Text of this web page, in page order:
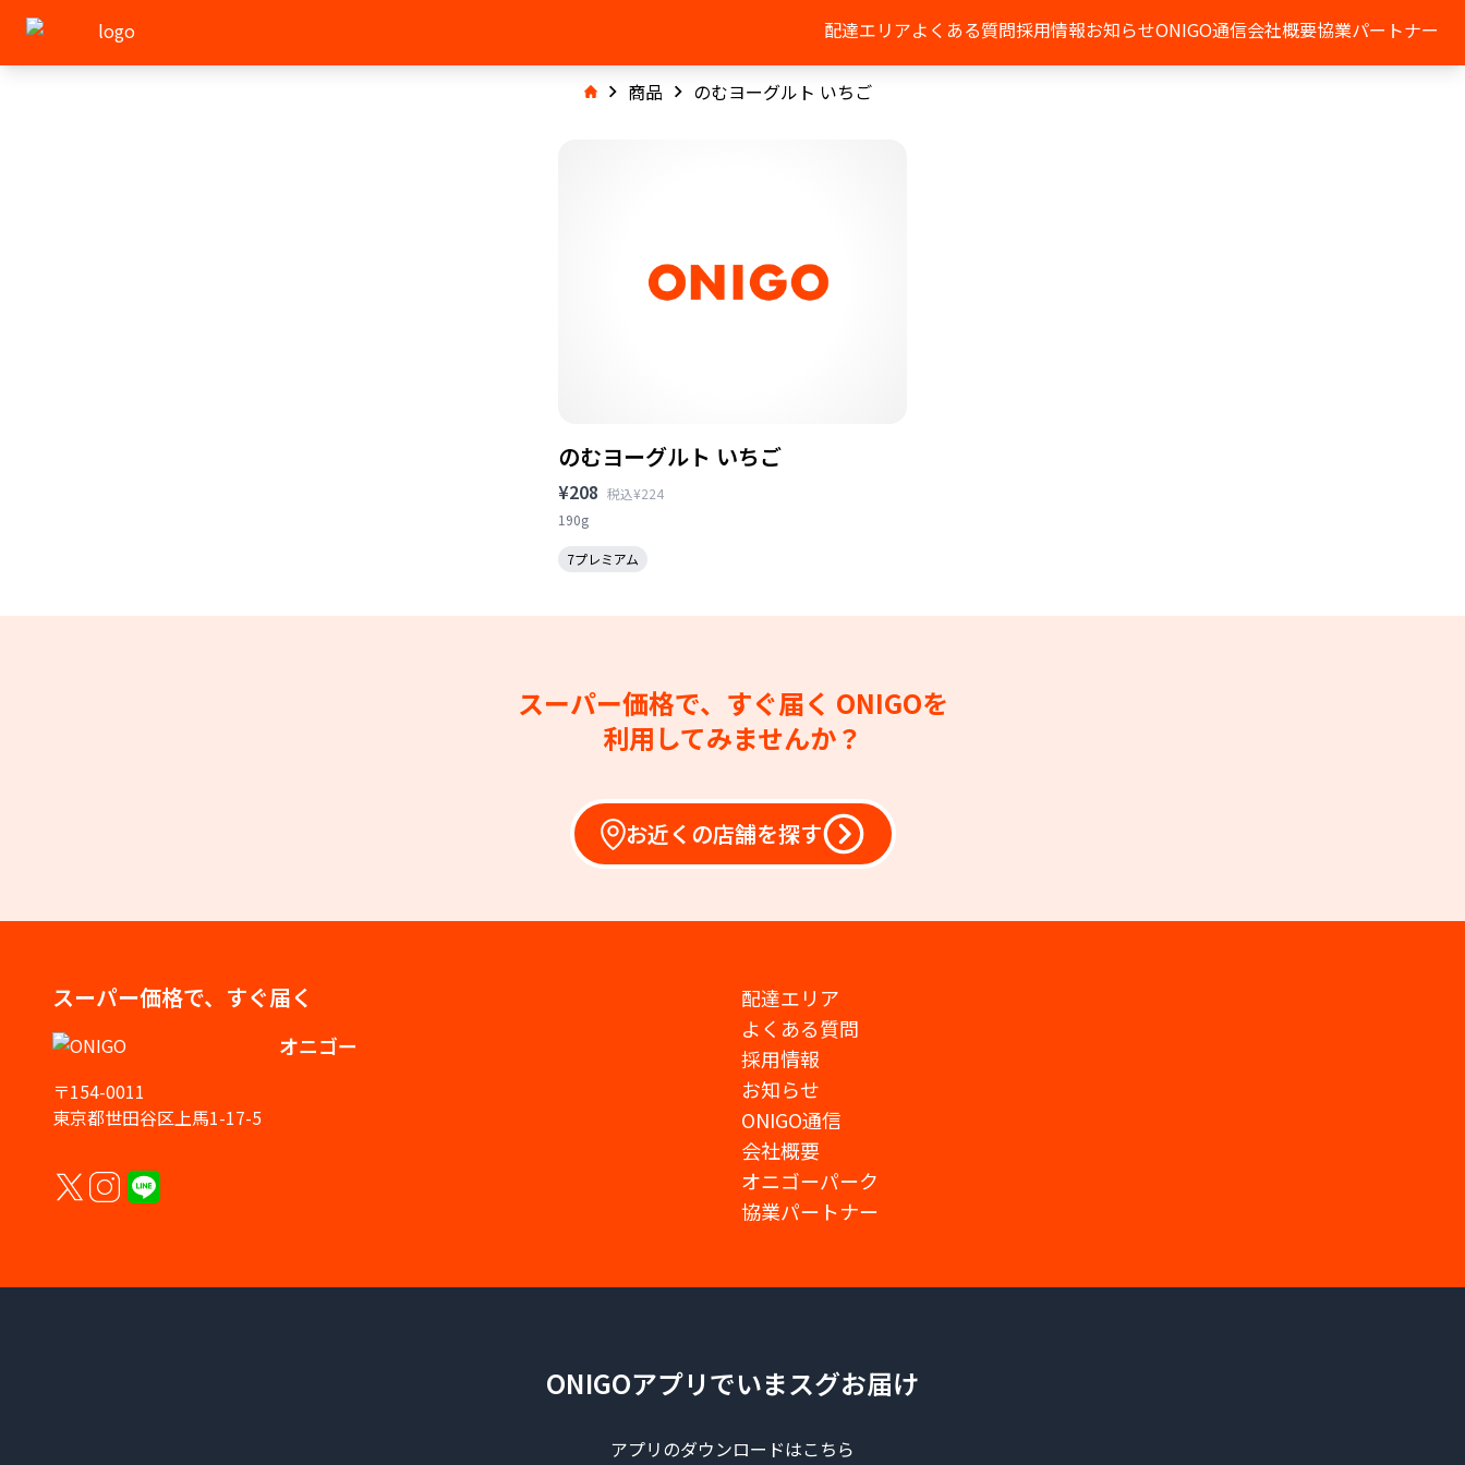
配達エリアよくある質問採用情報お知らせONIGO通信会社概要協業パートナー
商品 のむヨーグルト いちご
のむヨーグルト いちご
¥208 税込¥224
190g
7プレミアム
スーパー価格で、すぐ届く ONIGOを
利用してみませんか？
お近くの店舗を探す
スーパー価格で、すぐ届く
オニゴー
〒154-0011
東京都世田谷区上馬1-17-5
配達エリア
よくある質問
採用情報
お知らせ
ONIGO通信
会社概要
オニゴーパーク
協業パートナー
ONIGOアプリでいまスグお届け
アプリのダウンロードはこちら